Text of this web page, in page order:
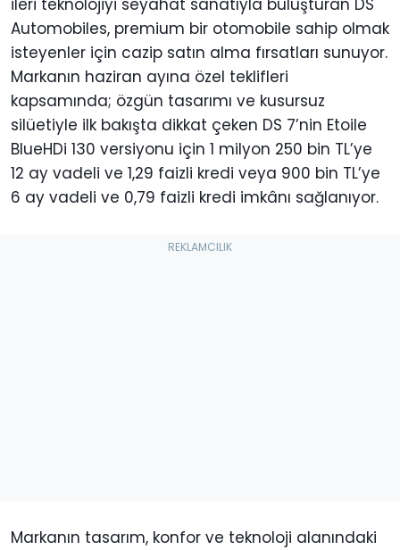
ileri teknolojiyi seyahat sanatıyla buluşturan DS
Automobiles, premium bir otomobile sahip olmak
isteyenler için cazip satın alma fırsatları sunuyor.
Markanın haziran ayına özel teklifleri
kapsamında; özgün tasarımı ve kusursuz
silüetiyle ilk bakışta dikkat çeken DS 7’nin Etoile
BlueHDi 130 versiyonu için 1 milyon 250 bin TL’ye
12 ay vadeli ve 1,29 faizli kredi veya 900 bin TL’ye
6 ay vadeli ve 0,79 faizli kredi imkânı sağlanıyor.
Markanın tasarım, konfor ve teknoloji alanındaki